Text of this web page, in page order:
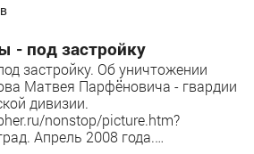
- под застройку
застройку. Об уничтожении
Матвея Парфёновича - гвардии
дивизии.
nonstop/picture.htm?
Апрель 2008 года.…